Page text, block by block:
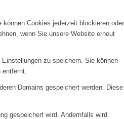
Cookies jederzeit blockieren oder
wenn Sie unsere Website erneut
zu speichern. Sie können
Domains gespeichert werden. Diese
gespeichert wird. Andernfalls wird